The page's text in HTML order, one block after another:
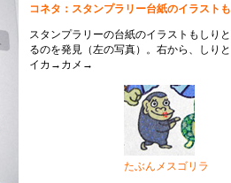
コネタ：スタンプラリー台紙のイラスト
スタンプラリーの台紙のイラストもしり
るのを発見（左の写真）。右から、しり
イカ→カメ→
たぶんメスゴリラ